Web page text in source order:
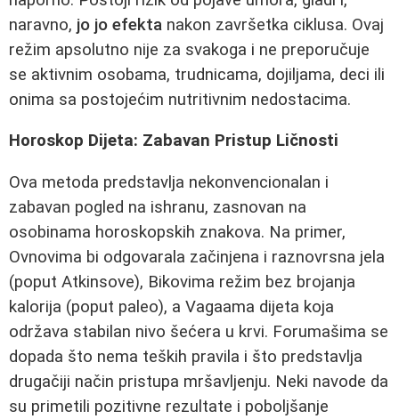
naravno, jo jo efekta nakon završetka ciklusa. Ovaj
režim apsolutno nije za svakoga i ne preporučuje
se aktivnim osobama, trudnicama, dojiljama, deci ili
onima sa postojećim nutritivnim nedostacima.
Horoskop Dijeta: Zabavan Pristup Ličnosti
Ova metoda predstavlja nekonvencionalan i
zabavan pogled na ishranu, zasnovan na
osobinama horoskopskih znakova. Na primer,
Ovnovima bi odgovarala začinjena i raznovrsna jela
(poput Atkinsove), Bikovima režim bez brojanja
kalorija (poput paleo), a Vagaama dijeta koja
održava stabilan nivo šećera u krvi. Forumašima se
dopada što nema teških pravila i što predstavlja
drugačiji način pristupa mršavljenju. Neki navode da
su primetili pozitivne rezultate i poboljšanje